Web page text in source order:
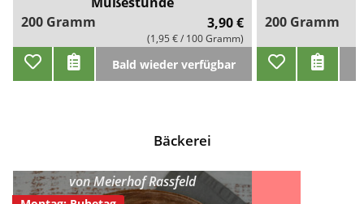
200 Gramm
3,90 €
(1,95 € / 100 Gramm)
Bald wieder verfügbar
200 Gramm
Bäckerei
vonMeierhof Rassfeld